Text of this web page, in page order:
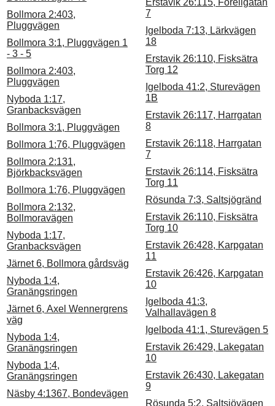
Bollmora 2:403,
Pluggvägen
Bollmora 3:1, Pluggvägen 1
- 3 - 5
Bollmora 2:403,
Pluggvägen
Nyboda 1:17,
Granbacksvägen
Bollmora 3:1, Pluggvägen
Bollmora 1:76, Pluggvägen
Bollmora 2:131,
Björkbacksvägen
Bollmora 1:76, Pluggvägen
Bollmora 2:132,
Bollmoravägen
Nyboda 1:17,
Granbacksvägen
Järnet 6, Bollmora gårdsväg
Nyboda 1:4,
Granängsringen
Järnet 6, Axel Wennergrens
väg
Nyboda 1:4,
Granängsringen
Nyboda 1:4,
Granängsringen
Näsby 4:1367, Bondevägen
Erstavik 26:115, Forellgatan
7
Igelboda 7:13, Lärkvägen
18
Erstavik 26:110, Fisksätra
Torg 12
Igelboda 41:2, Sturevägen
1B
Erstavik 26:117, Harrgatan
8
Erstavik 26:118, Harrgatan
7
Erstavik 26:114, Fisksätra
Torg 11
Rösunda 7:3, Saltsjögränd
Erstavik 26:110, Fisksätra
Torg 10
Erstavik 26:428, Karpgatan
11
Erstavik 26:426, Karpgatan
10
Igelboda 41:3,
Valhallavägen 8
Igelboda 41:1, Sturevägen 5
Erstavik 26:429, Lakegatan
10
Erstavik 26:430, Lakegatan
9
Rösunda 5:2, Saltsjövägen